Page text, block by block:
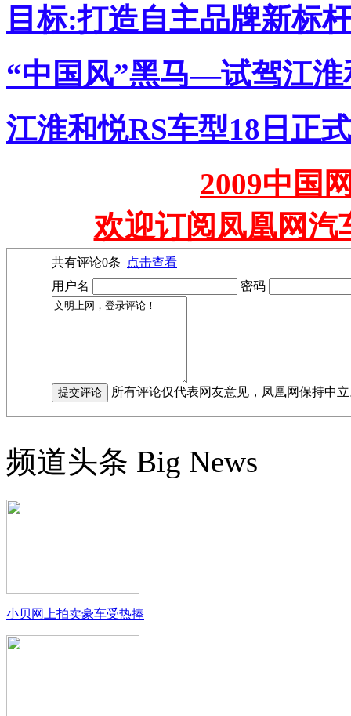
目标:打造自主品牌新标
“中国风”黑马—试驾江淮
江淮和悦RS车型18日正
2009中国
欢迎订阅凤凰网汽
共有评论0条
点击查看
用户名
密码
所有评论仅代表网友意见，凤凰网保持中
频道头条 Big News
小贝网上拍卖豪车受热捧